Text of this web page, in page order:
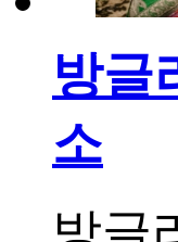
방글
소